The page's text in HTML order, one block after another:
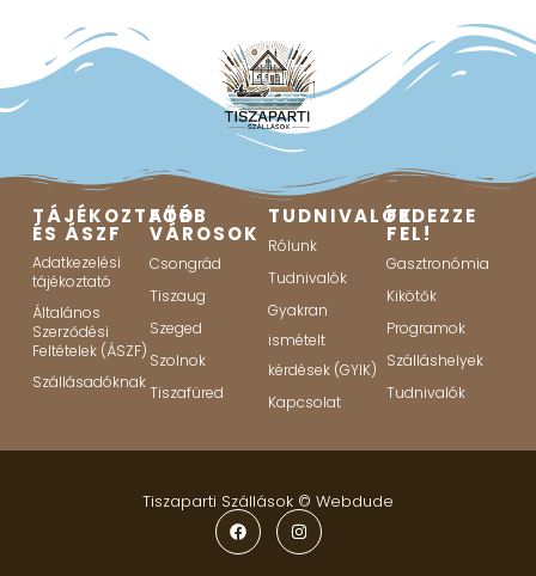
TÁJÉKOZTATÓ
ÉS ÁSZF
Adatkezelési
tájékoztató
Általános
Szerződési
Feltételek (ÁSZF)
Szállásadóknak
FŐBB
VÁROSOK
Csongrád
Tiszaug
Szeged
Szolnok
Tiszafüred
TUDNIVALÓK
Rólunk
Tudnivalók
Gyakran
ismételt
kérdések (GYIK)
Kapcsolat
FEDEZZE
FEL!
Gasztronómia
Kikötők
Programok
Szálláshelyek
Tudnivalók
Tiszaparti Szállások © Webdude